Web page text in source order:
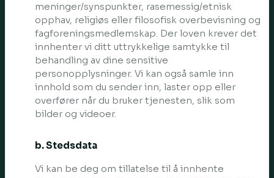
meninger/synspunkter, rasemessig/etnisk
opphav, religiøs eller filosofisk overbevisning og
fagforeningsmedlemskap. Der loven krever det
innhenter vi ditt uttrykkelige samtykke til
behandling av dine sensitive
personopplysninger. Vi kan også samle inn
innhold som du sender inn, laster opp eller
overfører når du bruker tjenesten, slik som
bilder og videoer.
b. Stedsdata
Vi kan be deg om tillatelse til å innhente